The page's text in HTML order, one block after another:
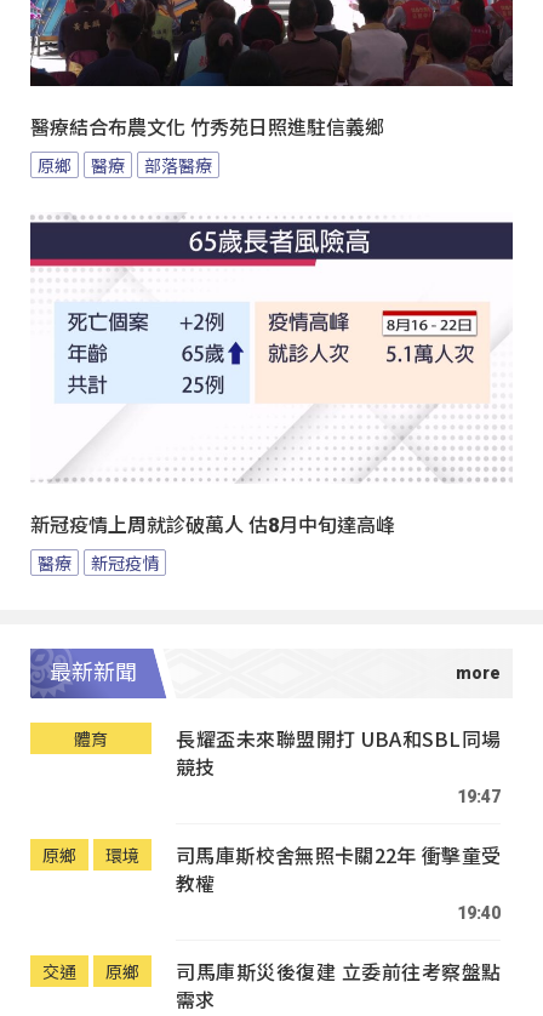
醫療結合布農文化 竹秀苑日照進駐信義鄉
原鄉 醫療 部落醫療
新冠疫情上周就診破萬人 估8月中旬達高峰
醫療 新冠疫情
最新新聞
體育
長耀盃未來聯盟開打 UBA和SBL同場
競技
19:47
原鄉 環境
司馬庫斯校舍無照卡關22年 衝擊童受
教權
19:40
交通 原鄉
司馬庫斯災後復建 立委前往考察盤點
需求